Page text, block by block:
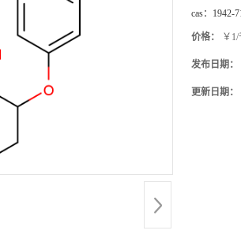
cas： 1942-
价格： ￥
发布日期：
更新日期：